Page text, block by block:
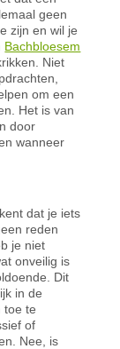
geen
zijn en wil je
Bachbloesem
Niet
om een
Het is van
door
wanneer
dat je iets
reden
je niet
onveilig is
Dit
in de
toe te
of
Nee, is